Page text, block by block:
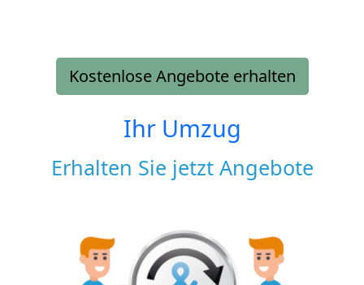
Kostenlose Angebote erhalten
Ihr Umzug
Erhalten Sie jetzt Angebote